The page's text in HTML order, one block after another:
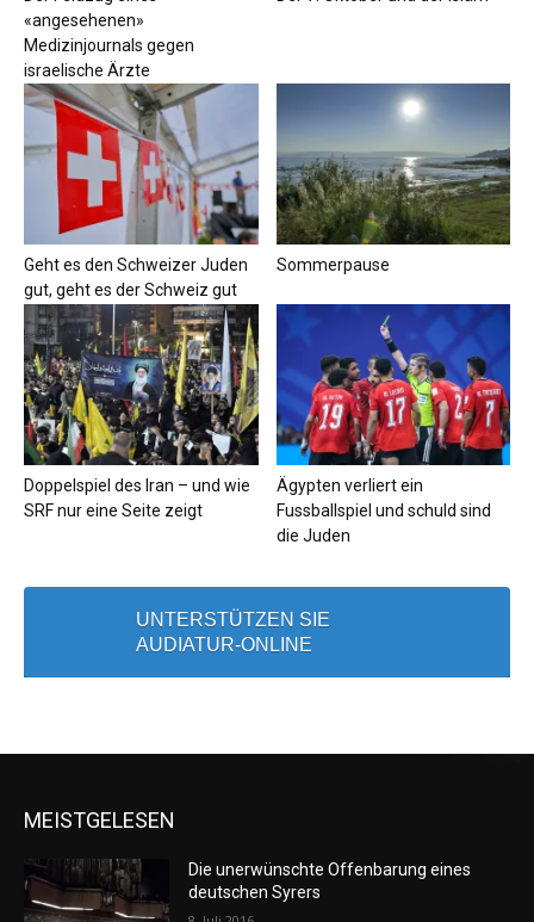
«angesehenen»
Medizinjournals gegen
israelische Ärzte
Geht es den Schweizer Juden
gut, geht es der Schweiz gut
Sommerpause
Doppelspiel des Iran – und wie
SRF nur eine Seite zeigt
Ägypten verliert ein
Fussballspiel und schuld sind
die Juden
UNTERSTÜTZEN SIE
AUDIATUR-ONLINE
MEISTGELESEN
Die unerwünschte Offenbarung eines
deutschen Syrers